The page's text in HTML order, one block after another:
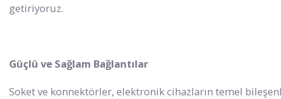
getiriyoruz.
Güçlü ve Sağlam Bağlantılar
Soket ve konnektörler, elektronik cihazların temel